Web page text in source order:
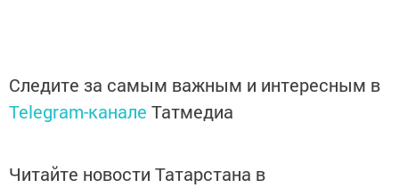
Следите за самым важным и интересным в
Telegram-канале Татмедиа
Читайте новости Татарстана в